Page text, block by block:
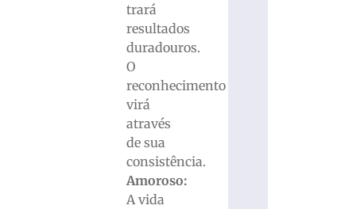
trará
resultados
duradouros.
O
reconhecimento
virá
através
de sua
consistência.
Amoroso:
A vida